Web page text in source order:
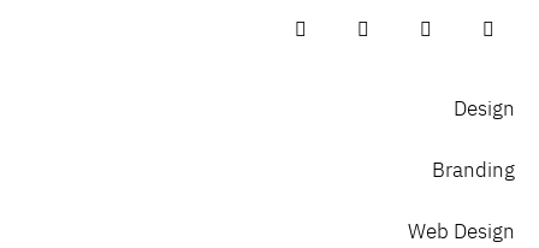
Design
Branding
Web Design